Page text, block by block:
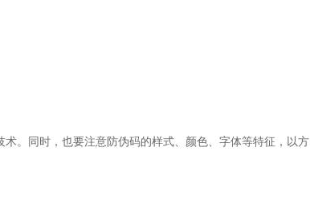
。同时，也要注意防伪码的样式、颜色、字体等特征，以方